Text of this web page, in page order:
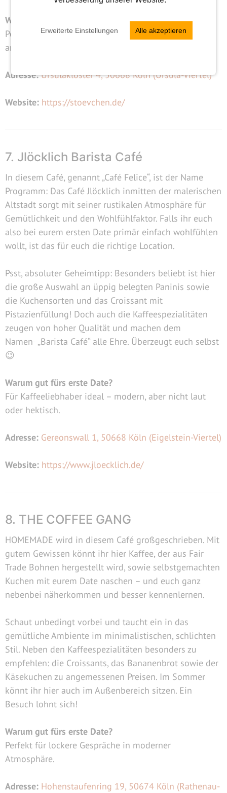
Erweiterte Einstellungen Alle akzeptieren
Warum gut fürs erste Date?
Perfekt für alle, die es persönlich mögen und keine
anonyme Café-Kette wollen.
Adresse:Ursulakloster 4, 50668 Köln (Ursula-Viertel)
Website: https://stoevchen.de/
7. Jlöcklich Barista Café
In diesem Café, genannt „Café Felice“, ist der Name
Programm: Das Café Jlöcklich inmitten der malerischen
Altstadt sorgt mit seiner rustikalen Atmosphäre für
Gemütlichkeit und den Wohlfühlfaktor. Falls ihr euch
also bei eurem ersten Date primär einfach wohlfühlen
wollt, ist das für euch die richtige Location.
Psst, absoluter Geheimtipp: Besonders beliebt ist hier
die große Auswahl an üppig belegten Paninis sowie
die Kuchensorten und das Croissant mit
Pistazienfüllung! Doch auch die Kaffeespezialitäten
zeugen von hoher Qualität und machen dem
Namen „Barista Café“ alle Ehre. Überzeugt euch selbst
😉
Warum gut fürs erste Date?
Für Kaffeeliebhaber ideal – modern, aber nicht laut
oder hektisch.
Adresse: Gereonswall 1, 50668 Köln (Eigelstein-Viertel)
Website: https://www.jloecklich.de/
8. THE COFFEE GANG
HOMEMADE wird in diesem Café großgeschrieben. Mit
gutem Gewissen könnt ihr hier Kaffee, der aus Fair
Trade Bohnen hergestellt wird, sowie selbstgemachten
Kuchen mit eurem Date naschen – und euch ganz
nebenbei näherkommen und besser kennenlernen.
Schaut unbedingt vorbei und taucht ein in das
gemütliche Ambiente im minimalistischen, schlichten
Stil. Neben den Kaffeespezialitäten besonders zu
empfehlen: die Croissants, das Bananenbrot sowie der
Käsekuchen zu angemessenen Preisen. Im Sommer
könnt ihr hier auch im Außenbereich sitzen. Ein
Besuch lohnt sich!
Warum gut fürs erste Date?
Perfekt für lockere Gespräche in moderner
Atmosphäre.
Adresse: Hohenstaufenring 19, 50674 Köln (Rathenau-